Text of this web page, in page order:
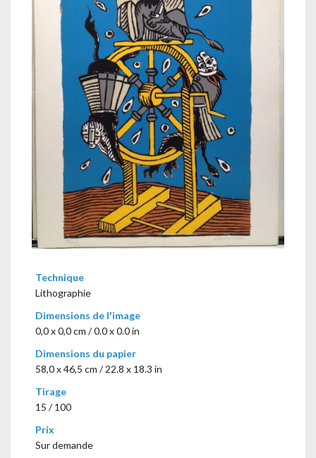
Technique
Lithographie
Dimensions de l'image
0,0 x 0,0 cm / 0.0 x 0.0 in
Dimensions du papier
58,0 x 46,5 cm / 22.8 x 18.3 in
Tirage
15 / 100
Prix
Sur demande